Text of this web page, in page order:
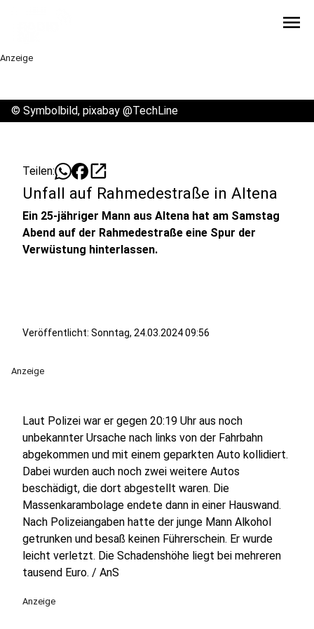
menu
Anzeige
© Symbolbild, pixabay @TechLine
Teilen: open_in_new
Unfall auf Rahmedestraße in Altena
Ein 25-jähriger Mann aus Altena hat am Samstag
Abend auf der Rahmedestraße eine Spur der
Verwüstung hinterlassen.
Veröffentlicht: Sonntag, 24.03.2024 09:56
Anzeige
Laut Polizei war er gegen 20:19 Uhr aus noch
unbekannter Ursache nach links von der Fahrbahn
abgekommen und mit einem geparkten Auto kollidiert.
Dabei wurden auch noch zwei weitere Autos
beschädigt, die dort abgestellt waren. Die
Massenkarambolage endete dann in einer Hauswand.
Nach Polizeiangaben hatte der junge Mann Alkohol
getrunken und besaß keinen Führerschein. Er wurde
leicht verletzt. Die Schadenshöhe liegt bei mehreren
tausend Euro. / AnS
Anzeige